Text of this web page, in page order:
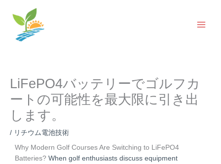
LiFePO4バッテリーでゴルフカ
ートの可能性を最大限に引き出
します。
/ リチウム電池技術
Why Modern Golf Courses Are Switching to LiFePO4
Batteries? When golf enthusiasts discuss equipment